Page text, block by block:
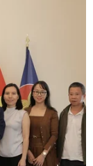
Dũng/TTXVN)
dịch
19/6,
19 trong
số bệnh